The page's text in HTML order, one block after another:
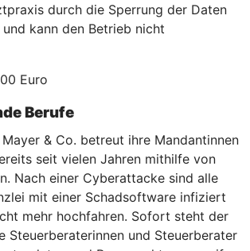
durch die Sperrung der Daten
kann den Betrieb nicht
Euro
Berufe
& Co. betreut ihre Mandantinnen
seit vielen Jahren mithilfe von
Nach einer Cyberattacke sind alle
mit einer Schadsoftware infiziert
mehr hochfahren. Sofort steht der
Steuerberaterinnen und Steuerberater